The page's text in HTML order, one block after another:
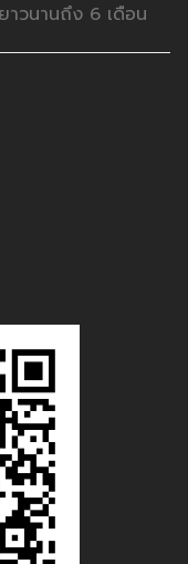
าวนานถึง 6 เดือน